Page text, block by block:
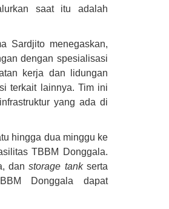
saat itu adalah
Sardjito menegaskan,
dengan spesialisasi
kerja dan lidungan
terkait lainnya. Tim ini
yang ada di
hingga dua minggu ke
TBBM Donggala.
danstorage tankserta
Donggala dapat